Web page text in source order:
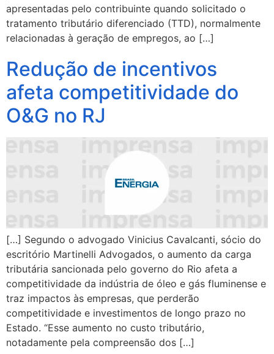
apresentadas pelo contribuinte quando solicitado o
tratamento tributário diferenciado (TTD), normalmente
relacionadas à geração de empregos, ao […]
Redução de incentivos
afeta competitividade do
O&G no RJ
[…] Segundo o advogado Vinicius Cavalcanti, sócio do
escritório Martinelli Advogados, o aumento da carga
tributária sancionada pelo governo do Rio afeta a
competitividade da indústria de óleo e gás fluminense e
traz impactos às empresas, que perderão
competitividade e investimentos de longo prazo no
Estado. “Esse aumento no custo tributário,
notadamente pela compreensão dos […]